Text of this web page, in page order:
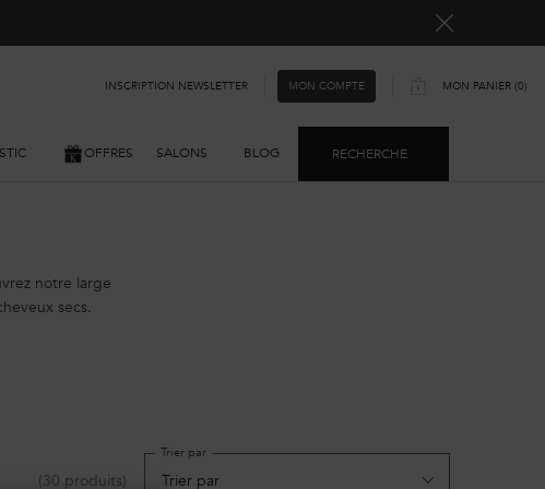
INSCRIPTION NEWSLETTER MON COMPTE MON PANIER 0
0 PRODUIT
OFFRES SALONS BLOG RECHERCHE
notre large
secs.
(30 produits)
Trier par